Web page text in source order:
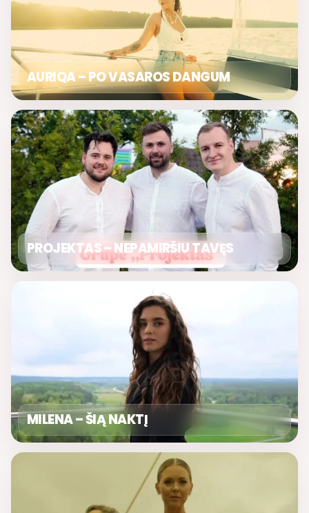
AURIQA – PO VASAROS DANGUM
PROJEKTAS – NEPAMIRŠIU TAVĘS
MILENA – ŠIĄ NAKTĮ